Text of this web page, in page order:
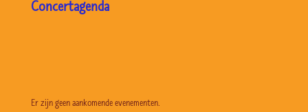
Concertagenda
Er zijn geen aankomende evenementen.